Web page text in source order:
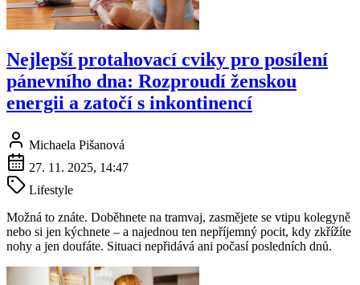
Nejlepší protahovací cviky pro posílení
pánevního dna: Rozproudí ženskou
energii a zatočí s inkontinencí
Michaela Pišanová
27. 11. 2025, 14:47
Lifestyle
Možná to znáte. Doběhnete na tramvaj, zasmějete se vtipu kolegyně
nebo si jen kýchnete – a najednou ten nepříjemný pocit, kdy zkřížíte
nohy a jen doufáte. Situaci nepřidává ani počasí posledních dnů.